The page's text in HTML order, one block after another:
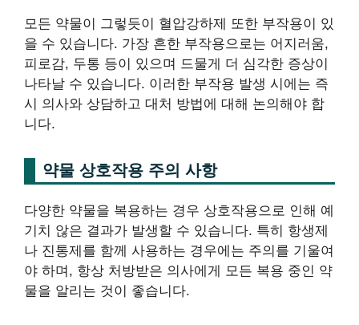
모든 약물이 그렇듯이 혈압강하제 또한 부작용이 있
을 수 있습니다. 가장 흔한 부작용으로는 어지러움,
피로감, 두통 등이 있으며 드물게 더 심각한 증상이
나타날 수 있습니다. 이러한 부작용 발생 시에는 즉
시 의사와 상담하고 대처 방법에 대해 논의해야 합
니다.
약물 상호작용 주의 사항
다양한 약물을 복용하는 경우 상호작용으로 인해 예
기치 않은 결과가 발생할 수 있습니다. 특히 항생제
나 진통제를 함께 사용하는 경우에는 주의를 기울여
야 하며, 항상 처방받은 의사에게 모든 복용 중인 약
물을 알리는 것이 좋습니다.